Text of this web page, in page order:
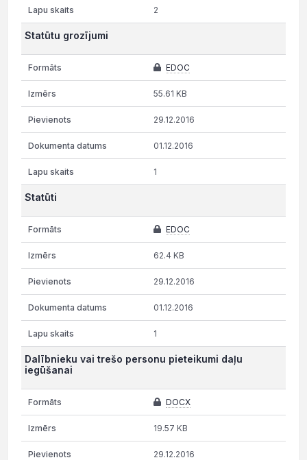
2
Statūtu grozījumi
EDOC
55.61 KB
29.12.2016
01.12.2016
1
Statūti
EDOC
62.4 KB
29.12.2016
01.12.2016
1
Dalībnieku vai trešo personu pieteikumi daļu
iegūšanai
DOCX
19.57 KB
29.12.2016